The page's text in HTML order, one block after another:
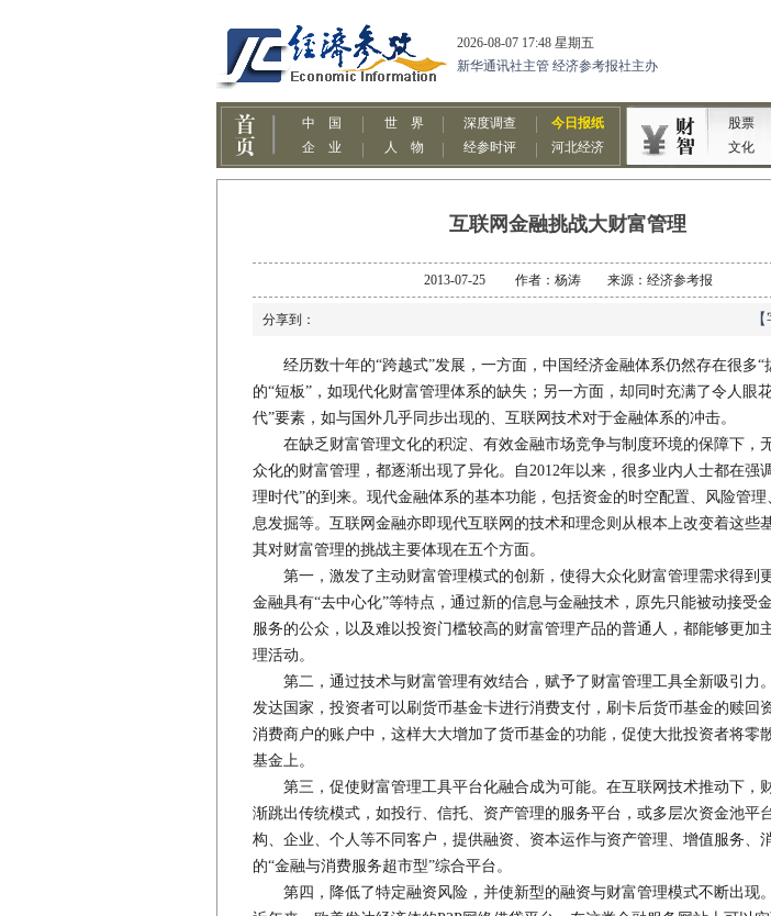
互联网金融挑战大财富管理
2013-07-25 作者：杨涛 来源：经济参考报
分享到：
经历数十年的“跨越式”发展，一方面，中国经济金融体系仍然存在很多“
的“短板”，如现代化财富管理体系的缺失；另一方面，却同时充满了令人眼
代”要素，如与国外几乎同步出现的、互联网技术对于金融体系的冲击。
在缺乏财富管理文化的积淀、有效金融市场竞争与制度环境的保障下，
众化的财富管理，都逐渐出现了异化。自2012年以来，很多业内人士都在强
理时代”的到来。现代金融体系的基本功能，包括资金的时空配置、风险管
息发掘等。互联网金融亦即现代互联网的技术和理念则从根本上改变着这些
其对财富管理的挑战主要体现在五个方面。
第一，激发了主动财富管理模式的创新，使得大众化财富管理需求得到
金融具有“去中心化”等特点，通过新的信息与金融技术，原先只能被动接受
服务的公众，以及难以投资门槛较高的财富管理产品的普通人，都能够更加
理活动。
第二，通过技术与财富管理有效结合，赋予了财富管理工具全新吸引力
发达国家，投资者可以刷货币基金卡进行消费支付，刷卡后货币基金的赎回
消费商户的账户中，这样大大增加了货币基金的功能，促使大批投资者将零
基金上。
第三，促使财富管理工具平台化融合成为可能。在互联网技术推动下，
渐跳出传统模式，如投行、信托、资产管理的服务平台，或多层次资金池平
构、企业、个人等不同客户，提供融资、资本运作与资产管理、增值服务、
的“金融与消费服务超市型”综合平台。
第四，降低了特定融资风险，并使新型的融资与财富管理模式不断出现。